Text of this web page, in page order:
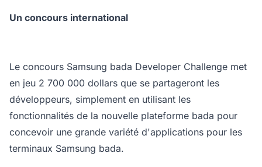
Un concours international
Le concours Samsung bada Developer Challenge met
en jeu 2 700 000 dollars que se partageront les
développeurs, simplement en utilisant les
fonctionnalités de la nouvelle plateforme bada pour
concevoir une grande variété d'applications pour les
terminaux Samsung bada.